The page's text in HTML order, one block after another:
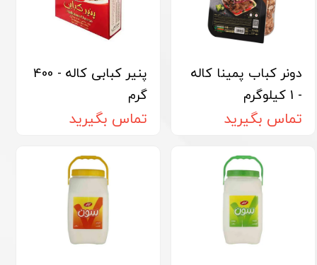
دونر کباب پمینا کاله
- 1 کیلوگرم
تماس بگیرید
پنیر کبابی کاله - 400
گرم
تماس بگیرید